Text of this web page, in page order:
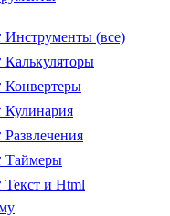
(все)
и Html